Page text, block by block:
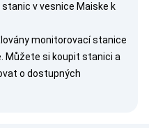
v vesnice Maiske k
monitorovací stanice
Můžete si koupit stanici a
o dostupných